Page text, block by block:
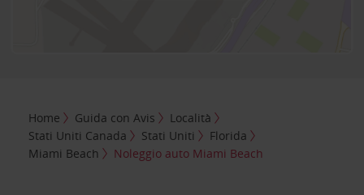
Home Guida con Avis
Località
Stati Uniti Canada
Stati Uniti
Florida
Miami Beach
Noleggio auto Miami Beach